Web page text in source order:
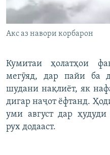
Акс аз навори корбарон
Кумитаи ҳолатҳои
мегӯяд, дар пайи ба
шудани нақлиёт, як
дигар наҷот ёфтанд.
уми август дар ҳудуди
рух додааст.